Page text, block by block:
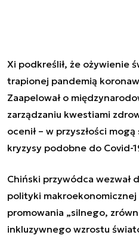
Xi podkreślił, że ożywienie
trapionej pandemią
Zaapelował o
zarządzaniu kwestiami
ocenił – w przyszłości
kryzysy podobne do Covid-
Chiński przywódca wezwał
polityki
promowania „silnego,
inkluzywnego wzrostu